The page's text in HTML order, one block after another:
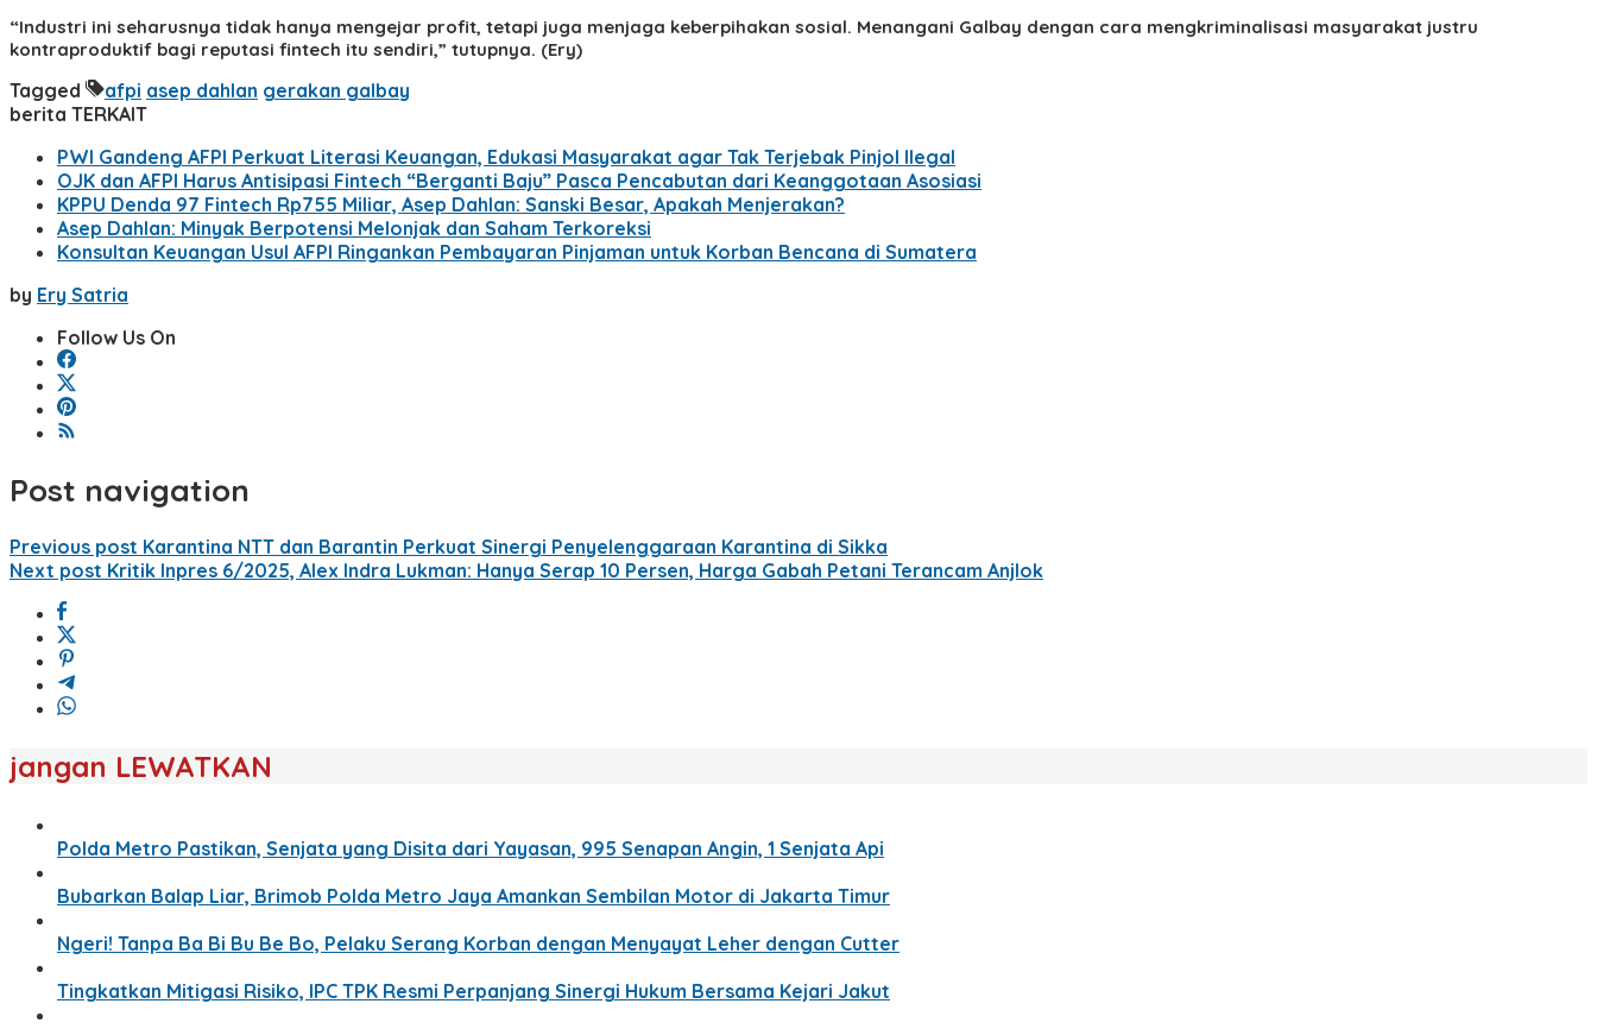
“Industri ini seharusnya tidak hanya mengejar profit, tetapi juga menjaga keberpihakan sosial. Menangani Galbay dengan cara mengkriminalisasi masyarakat justru
kontraproduktif bagi reputasi fintech itu sendiri,” tutupnya. (Ery)
Tagged afpi asep dahlan gerakan galbay
berita TERKAIT
PWI Gandeng AFPI Perkuat Literasi Keuangan, Edukasi Masyarakat agar Tak Terjebak Pinjol Ilegal
OJK dan AFPI Harus Antisipasi Fintech “Berganti Baju” Pasca Pencabutan dari Keanggotaan Asosiasi
KPPU Denda 97 Fintech Rp755 Miliar, Asep Dahlan: Sanski Besar, Apakah Menjerakan?
Asep Dahlan: Minyak Berpotensi Melonjak dan Saham Terkoreksi
Konsultan Keuangan Usul AFPI Ringankan Pembayaran Pinjaman untuk Korban Bencana di Sumatera
by Ery Satria
Follow Us On
Post navigation
Previous post Karantina NTT dan Barantin Perkuat Sinergi Penyelenggaraan Karantina di Sikka
Next post Kritik Inpres 6/2025, Alex Indra Lukman: Hanya Serap 10 Persen, Harga Gabah Petani Terancam Anjlok
jangan LEWATKAN
Polda Metro Pastikan, Senjata yang Disita dari Yayasan, 995 Senapan Angin, 1 Senjata Api
Bubarkan Balap Liar, Brimob Polda Metro Jaya Amankan Sembilan Motor di Jakarta Timur
Ngeri! Tanpa Ba Bi Bu Be Bo, Pelaku Serang Korban dengan Menyayat Leher dengan Cutter
Tingkatkan Mitigasi Risiko, IPC TPK Resmi Perpanjang Sinergi Hukum Bersama Kejari Jakut